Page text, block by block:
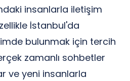
insanlarla iletişim
İstanbul'da
bulunmak için tercih
zamanlı sohbetler
ve yeni insanlarla